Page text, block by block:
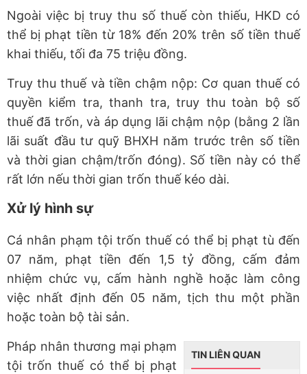
Ngoài việc bị truy thu số thuế còn thiếu, HKD có
thể bị phạt tiền từ 18% đến 20% trên số tiền thuế
khai thiếu, tối đa 75 triệu đồng.
Truy thu thuế và tiền chậm nộp: Cơ quan thuế có
quyền kiểm tra, thanh tra, truy thu toàn bộ số
thuế đã trốn, và áp dụng lãi chậm nộp (bằng 2 lần
lãi suất đầu tư quỹ BHXH năm trước trên số tiền
và thời gian chậm/trốn đóng). Số tiền này có thể
rất lớn nếu thời gian trốn thuế kéo dài.
Xử lý hình sự
Cá nhân phạm tội trốn thuế có thể bị phạt tù đến
07 năm, phạt tiền đến 1,5 tỷ đồng, cấm đảm
nhiệm chức vụ, cấm hành nghề hoặc làm công
việc nhất định đến 05 năm, tịch thu một phần
hoặc toàn bộ tài sản.
TIN LIÊN QUAN
Pháp nhân thương mại phạm
tội trốn thuế có thể bị phạt